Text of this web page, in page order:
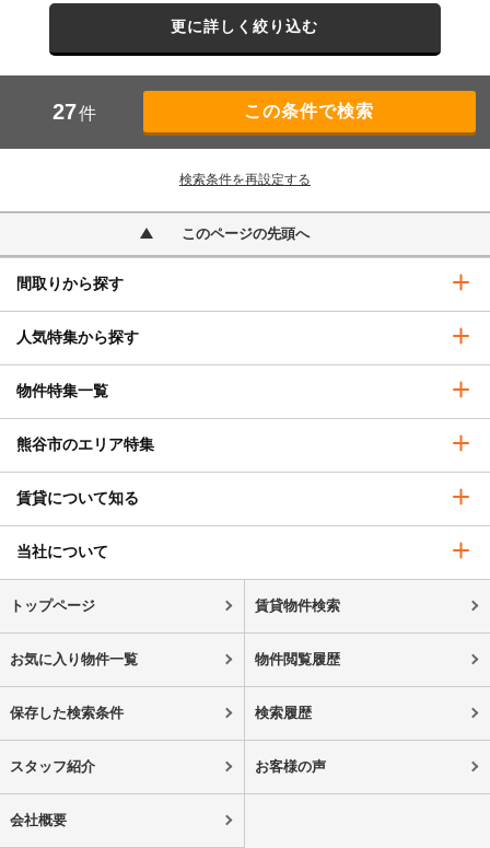
更に詳しく絞り込む
27件
検索条件を再設定する
このページの先頭へ
間取りから探す
人気特集から探す
物件特集一覧
熊谷市のエリア特集
賃貸について知る
当社について
トップページ 賃貸物件検索
お気に入り物件一覧 物件閲覧履歴
保存した検索条件 検索履歴
スタッフ紹介 お客様の声
会社概要